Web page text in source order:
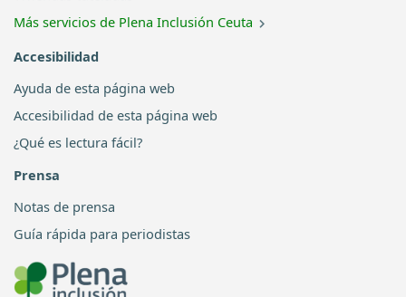
Más servicios de Plena Inclusión Ceuta
Accesibilidad
Ayuda de esta página web
Accesibilidad de esta página web
¿Qué es lectura fácil?
Prensa
Notas de prensa
Guía rápida para periodistas